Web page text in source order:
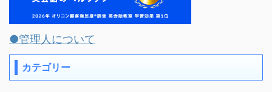
●管理人について
カテゴリー